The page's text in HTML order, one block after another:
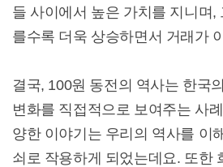
들 사이에서 높은 가치를 지니며,
를수록 더욱 상승하면서 거래가
결국, 100원 동전의 역사는 한국
변화를 직접적으로 보여주는 사
양한 이야기는 우리의 역사를 이
쇠로 작용하게 되었는데요. 또한